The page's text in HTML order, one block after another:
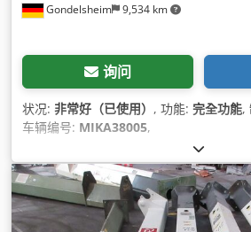
Gondelsheim 9,534 km
询问
状况: 非常好（已使用） , 功能: 完全功能,
车辆编号: MIKA38005,